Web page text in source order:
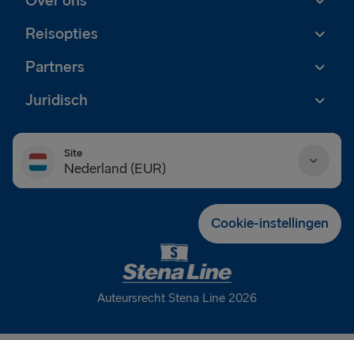
Reisopties
Partners
Juridisch
Site
Nederland (EUR)
Cookie-instellingen
Auteursrecht Stena Line 2026